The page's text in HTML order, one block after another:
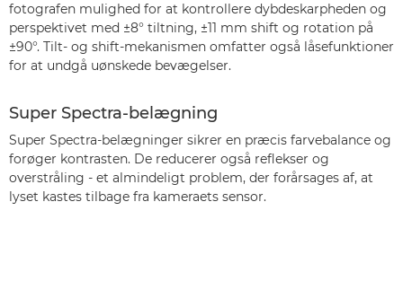
fotografen mulighed for at kontrollere dybdeskarpheden og
perspektivet med ±8° tiltning, ±11 mm shift og rotation på
±90°. Tilt- og shift-mekanismen omfatter også låsefunktioner
for at undgå uønskede bevægelser.
Super Spectra-belægning
Super Spectra-belægninger sikrer en præcis farvebalance og
forøger kontrasten. De reducerer også reflekser og
overstråling - et almindeligt problem, der forårsages af, at
lyset kastes tilbage fra kameraets sensor.